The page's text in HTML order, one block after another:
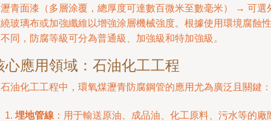
青面漆（多層涂覆，總厚度可達數百微米至數毫米） → 可選
玻璃布或加強纖維以增強涂層機械強度。根據使用環境腐蝕性
同，防腐等級可分為普通級、加強級和特加強級。
心應用領域：石油化工工程
油化工工程中，環氧煤瀝青防腐鋼管的應用尤為廣泛且關鍵：
埋地管線 ：用于輸送原油、成品油、化工原料、污水等的廠